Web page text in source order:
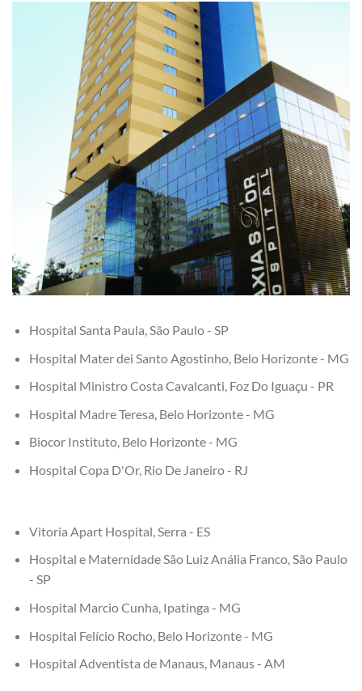
Hospital Santa Paula, São Paulo - SP
Hospital Mater dei Santo Agostinho, Belo Horizonte - MG
Hospital Ministro Costa Cavalcanti, Foz Do Iguaçu - PR
Hospital Madre Teresa, Belo Horizonte - MG
Biocor Instituto, Belo Horizonte - MG
Hospital Copa D'Or, Rio De Janeiro - RJ
Vitoria Apart Hospital, Serra - ES
Hospital e Maternidade São Luiz Anália Franco, São Paulo
- SP
Hospital Marcio Cunha, Ipatinga - MG
Hospital Felício Rocho, Belo Horizonte - MG
Hospital Adventista de Manaus, Manaus - AM